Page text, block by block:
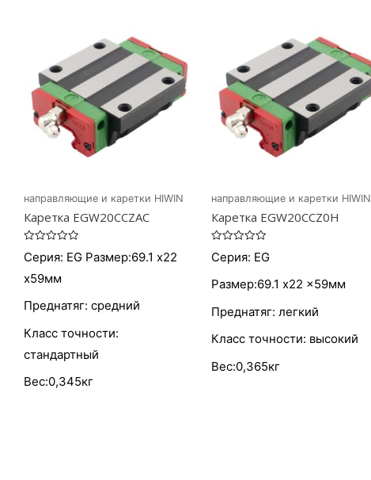
направляющие и каретки HIWIN
Каретка EGW20CCZAC
Оценка
0
5
Серия: EG Размер:69.1 x22
x59мм
Преднатяг: средний
Класс точности:
стандартный
Вес:0,345кг
направляющие и каретки HIWIN
Каретка EGW20CCZ0H
Оценка
0
5
Серия: EG
Размер:69.1 x22 x59мм
Преднатяг: легкий
Класс точности: высокий
Вес:0,365кг